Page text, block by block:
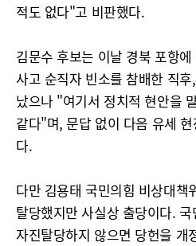
적도 없다"고 비판했다.
김문수 후보는 이날 경북 포항
사고 순직자 빈소를 참배한 직
났으나 "여기서 정치적 현안을
같다"며, 문답 없이 다음 유세
다.
다만 김용태 국민의힘 비상대책
탈당했지만 사실상 출당이다.
자진탈당하지 않으면 당헌을 개